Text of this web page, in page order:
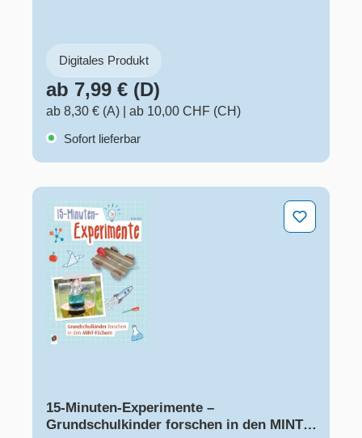
Digitales Produkt
ab 7,99 € (D)
ab 8,30 € (A)
ab 10,00 CHF (CH)
Sofort lieferbar
15-Minuten-Experimente – Grundschulkinder forschen
15-Minuten-Experimente –
Grundschulkinder forschen in den MINT-